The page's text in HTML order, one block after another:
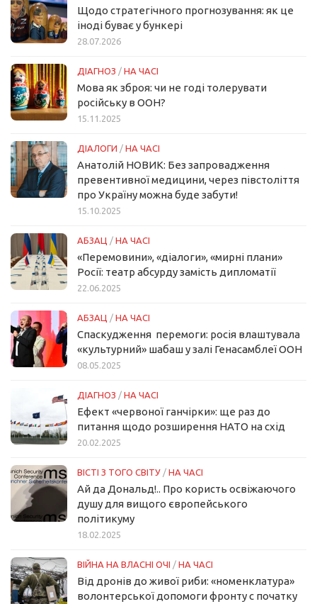
Щодо стратегічного прогнозування: як це
іноді буває у бункері
28.07.2026
ДІАГНОЗ / НА ЧАСІ
Мова як зброя: чи не годі толерувати
російську в ООН?
15.11.2025
ДІАЛОГИ / НА ЧАСІ
Анатолій НОВИК: Без запровадження
превентивної медицини, через півстоліття
про Україну можна буде забути!
15.10.2025
АБЗАЦ / НА ЧАСІ
«Перемовини», «діалоги», «мирні плани»
Росії: театр абсурду замість дипломатії
22.06.2025
АБЗАЦ / НА ЧАСІ
Спаскудження перемоги: росія влаштувала
«культурний» шабаш у залі Генасамблеї ООН
08.05.2025
ДІАГНОЗ / НА ЧАСІ
Ефект «червоної ганчірки»: ще раз до
питання щодо розширення НАТО на схід
20.02.2025
ВІСТІ З ТОГО СВІТУ / НА ЧАСІ
Ай да Дональд!.. Про користь освіжаючого
душу для вищого європейського
політикуму
18.02.2025
ВІЙНА НА ВЛАСНІ ОЧІ / НА ЧАСІ
Від дронів до живої риби: «номенклатура»
волонтерської допомоги фронту с початку